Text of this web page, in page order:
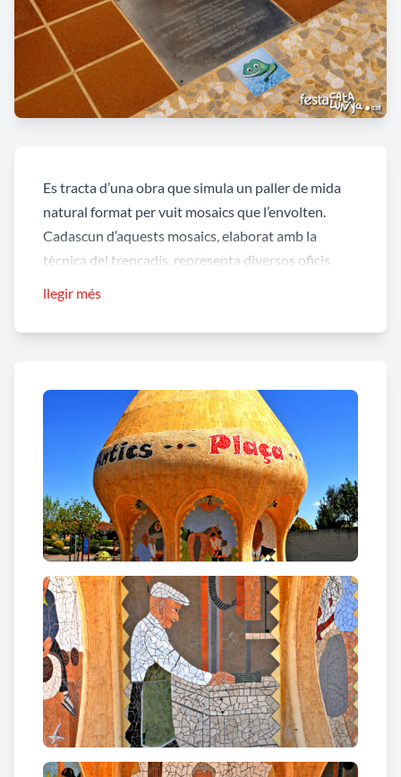
Es tracta d’una obra que simula un paller de mida
natural format per vuit mosaics que l’envolten.
Cadascun d’aquests mosaics, elaborat amb la
tècnica del trencadís, representa diversos oficis
d’Onyar:Vilobí d’Onyar, Salitja i Sant Dalmai. Els
mestre d’obres i carreter.
L’obra també constitueix un petit homenatge, amb
nom i cognoms, a persones reals que havien exercit
aquests oficis.
Va ser realitzada l’any 2014 pel mestre paleta i
artesàRamon Oliveras Turón, de manera
voluntària i totalment desinteressada, coincidint
amb la III Fira de la Llet, un esdeveniment que se
celebra anualment al municipi.
En destaca especialment la fidelitat a les
proporcions d’un paller natural, així com l’encert en
la combinació de colors del trencadís.
llegir més